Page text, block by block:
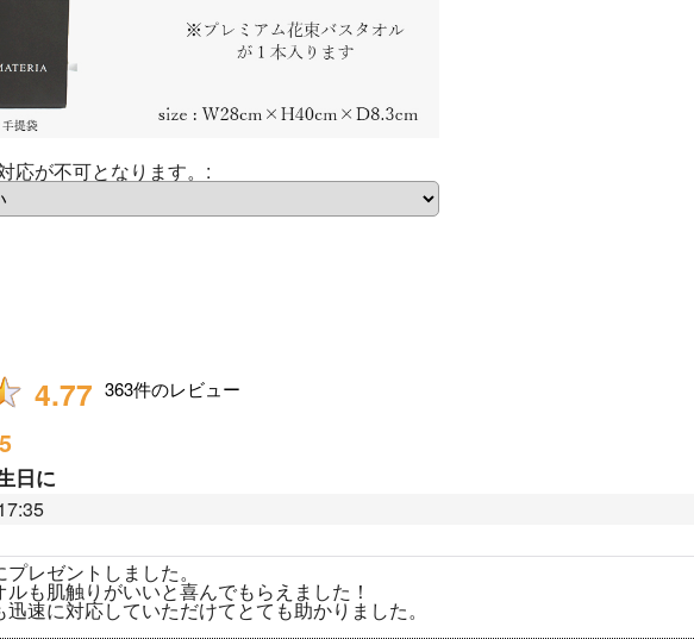
が不可となります。 :
4.77 363件のレビュー
5
日に
レゼントしました。
も肌触りがいいと喜んでもらえました！
速に対応していただけてとても助かりました。